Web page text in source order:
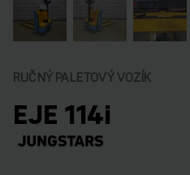
RUČNÝ PALETOVÝ VOZÍK
EJE 114i